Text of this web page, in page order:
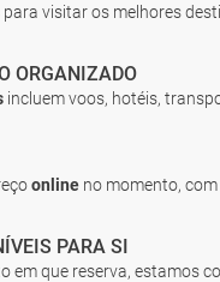
visitar os melhores
ORGANIZADO
incluem voos, hotéis,
online no momento,
PARA SI
em que reserva, estamos